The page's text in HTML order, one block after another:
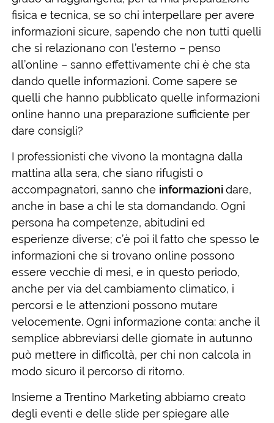
fisica e tecnica, se so chi interpellare per avere
informazioni sicure, sapendo che non tutti quelli
che si relazionano con l’esterno – penso
all’online – sanno effettivamente chi è che sta
dando quelle informazioni. Come sapere se
quelli che hanno pubblicato quelle informazioni
online hanno una preparazione sufficiente per
dare consigli?
I professionisti che vivono la montagna dalla
mattina alla sera, che siano rifugisti o
accompagnatori, sanno che informazionidare,
anche in base a chi le sta domandando. Ogni
persona ha competenze, abitudini ed
esperienze diverse; c’è poi il fatto che spesso le
informazioni che si trovano online possono
essere vecchie di mesi, e in questo periodo,
anche per via del cambiamento climatico, i
percorsi e le attenzioni possono mutare
velocemente. Ogni informazione conta: anche il
semplice abbreviarsi delle giornate in autunno
può mettere in difficoltà, per chi non calcola in
modo sicuro il percorso di ritorno.
Insieme a Trentino Marketing abbiamo creato
degli eventi e delle slide per spiegare alle